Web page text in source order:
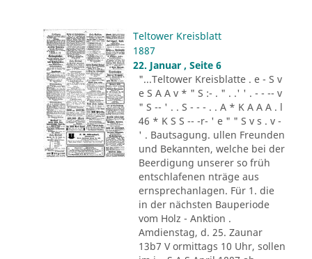
Teltower Kreisblatt
1887
22. Januar , Seite 6
"...Teltower Kreisblatte . e - S v
e S A A v * " S :- . " . .' ' . - - -- v
" S -- ' . . S - - - . . A * K A A A . l
46 * K S S -- -r- ' e " " S v s . v -
' . Bautsagung. ullen Freunden
und Bekannten, welche bei der
Beerdigung unserer so früh
entschlafenen nträge aus
ernsprechanlagen. Für 1. die
in der nächsten Bauperiode
vom Holz - Anktion .
Amdienstag, d. 25. Zaunar
13b7 V ormittags 10 Uhr, sollen